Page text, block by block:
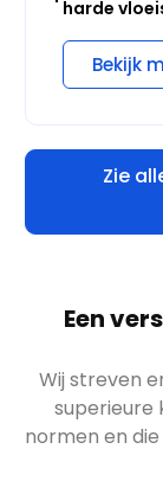
harde
Bekijk
Zie
Een
Wij streven
superieure
normen en